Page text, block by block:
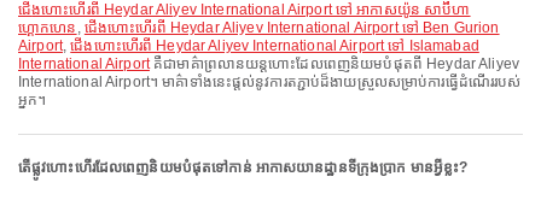
ជើងហោះហើរពី Heydar Aliyev International Airport ទៅ អាកាសយ៉ូន សាប៊ីហា
ហ្គោកហេន , ជើងហោះហើរពី Heydar Aliyev International Airport ទៅ Ben Gurion
Airport,ជើងហោះហើរពី Heydar Aliyev International Airport ទៅ Islamabad
International Airportគឺជាមាគ៌ាព្រលានយន្តហោះដែលពេញនិយមបំផុតពី Heydar Aliyev
International Airport។ មាគ៌ាទាំងនេះផ្តល់នូវការតភ្ជាប់ដ៏ងាយស្រួលសម្រាប់ការធ្វើដំណើររបស់
អ្នក។
តើផ្លូវហោះហើរដែលពេញនិយមបំផុតទៅកាន់ អាកាសយានដ្ឋានទីក្រុងប្រាក មានអ្វីខ្លះ?